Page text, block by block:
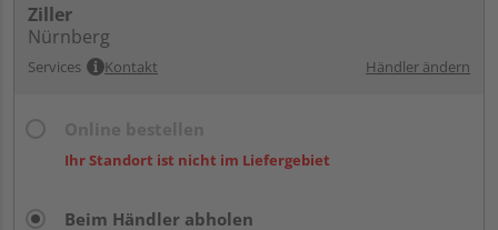
Ziller
Nürnberg
Services Kontakt Händler ändern
Ihr Standort ist nicht im Liefergebiet
Beim Händler abholen